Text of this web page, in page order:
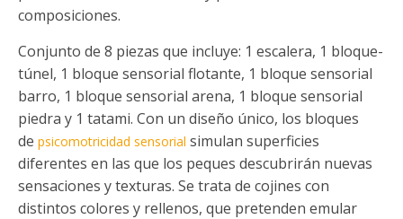
composiciones.
Conjunto de 8 piezas que incluye: 1 escalera, 1 bloque-
túnel, 1 bloque sensorial flotante, 1 bloque sensorial
barro, 1 bloque sensorial arena, 1 bloque sensorial
piedra y 1 tatami. Con un diseño único, los bloques
de psicomotricidad sensorial simulan superficies
diferentes en las que los peques descubrirán nuevas
sensaciones y texturas. Se trata de cojines con
distintos colores y rellenos, que pretenden emular